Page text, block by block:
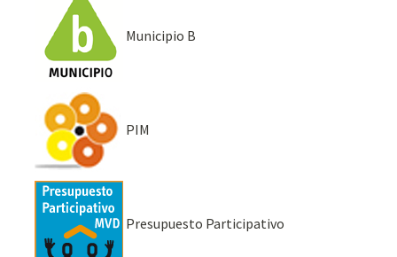
Municipio B
PIM
Presupuesto Participativo